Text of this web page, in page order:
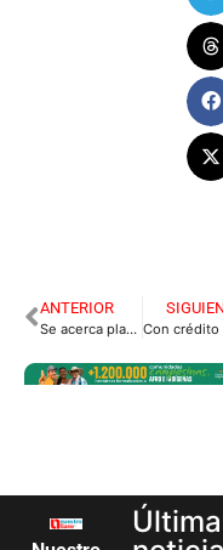
ANTERIOR
Se acerca plazo para pagar impuesto vehicular con descuento.